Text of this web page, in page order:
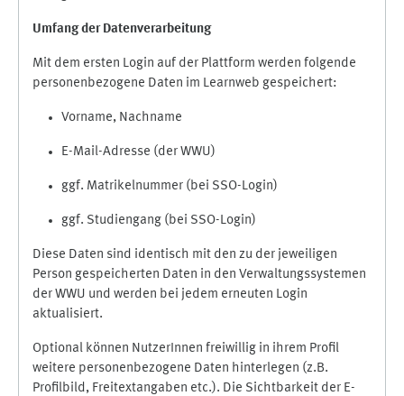
Umfang der Datenverarbeitung
Mit dem ersten Login auf der Plattform werden folgende
personenbezogene Daten im Learnweb gespeichert:
Vorname, Nachname
E-Mail-Adresse (der WWU)
ggf. Matrikelnummer (bei SSO-Login)
ggf. Studiengang (bei SSO-Login)
Diese Daten sind identisch mit den zu der jeweiligen
Person gespeicherten Daten in den Verwaltungssystemen
der WWU und werden bei jedem erneuten Login
aktualisiert.
Optional können NutzerInnen freiwillig in ihrem Profil
weitere personenbezogene Daten hinterlegen (z.B.
Profilbild, Freitextangaben etc.). Die Sichtbarkeit der E-